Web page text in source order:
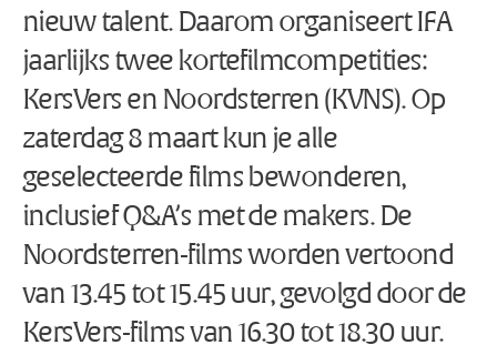
nieuw talent. Daarom organiseert IFA
jaarlijks twee kortefilmcompetities:
KersVers en Noordsterren (KVNS). Op
zaterdag 8 maart kun je alle
geselecteerde films bewonderen,
inclusief Q&A’s met de makers. De
Noordsterren-films worden vertoond
van 13.45 tot 15.45 uur, gevolgd door de
KersVers-films van 16.30 tot 18.30 uur.